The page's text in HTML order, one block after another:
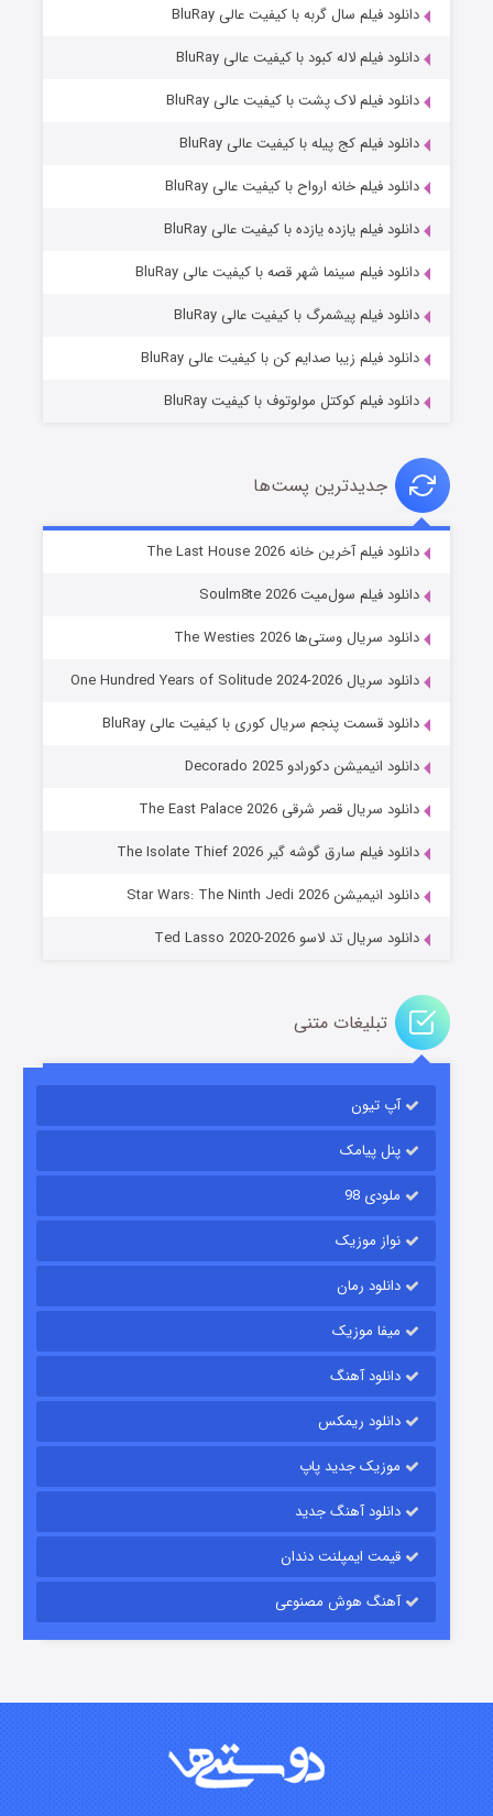
قسمت۷ (زیرنویس) منتشر شد
خاندان اژدها فصل ۳
جادوگری در مغولستان
قسمت۱۴ (زیرنویس) منتشر شد
قسمت
قسمت۲ (دوبله) منتشر شد
دانلود فیلم سال گربه با کیفیت عالی BluRay
دانلود فیلم لاله کبود با کیفیت عالی BluRay
دانلود فیلم لاک پشت با کیفیت عالی BluRay
دانلود فیلم کج‌ پیله با کیفیت عالی BluRay
دانلود فیلم خانه ارواح با کیفیت عالی BluRay
دانلود فیلم یازده یازده با کیفیت عالی BluRay
دانلود فیلم سینما شهر قصه با کیفیت عالی BluRay
دانلود فیلم پیشمرگ با کیفیت عالی BluRay
دانلود فیلم زیبا صدایم کن با کیفیت عالی BluRay
دانلود فیلم کوکتل مولوتوف با کیفیت BluRay
جدیدترین پست‌ها
دانلود فیلم آخرین خانه The Last House 2026
دانلود فیلم سول‌میت Soulm8te 2026
دانلود سریال وستی‌ها The Westies 2026
دانلود سریال One Hundred Years of Solitude 2024-2026
دانلود قسمت پنجم سریال کوری با کیفیت عالی BluRay
دانلود انیمیشن دکورادو Decorado 2025
دانلود سریال قصر شرقی The East Palace 2026
دانلود فیلم سارق گوشه گیر The Isolate Thief 2026
دانلود انیمیشن Star Wars: The Ninth Jedi 2026
دانلود سریال تد لاسو Ted Lasso 2020-2026
تبلیغات متنی
آپ تیون
پنل پیامک
ملودی 98
نواز موزیک
دانلود رمان
میفا موزیک
دانلود آهنگ
دانلود ریمکس
موزیک جدید پاپ
دانلود آهنگ جدید
قیمت ایمپلنت دندان
آهنگ هوش مصنوعی